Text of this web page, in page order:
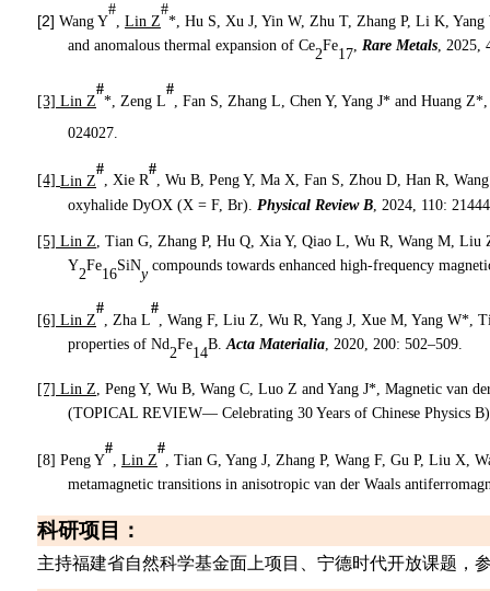
[2] Wang Y
#
, Lin Z
#
*, Hu S, Xu J, Yin W, Zhu T, Zhang P, Li K,
and anomalous thermal expansion of Ce2Fe17, Rare Metals, 2025,
[3] Lin Z
#
* , Zeng L
#
, Fan S, Zhang L, Chen Y, Yang J* and Huang Z*
024027.
[4] Lin Z
#
, Xie R
#
, Wu B, Peng Y, Ma X, Fan S, Zhou D, Han R,
oxyhalide DyOX (X = F, Br) Physical Review B , 2024, 110:
[5] Lin Z , Tian G, Zhang P, Hu Q, Xia Y, Qiao L, Wu R, Wang M,
Y2Fe16SiNy compounds towards enhanced high-frequency
[6] Lin Z
#
, Zha L
#
, Wang F, Liu Z, Wu R, Yang J, Xue M, Yang W*,
properties of Nd2Fe14B. Acta Materialia, 2020, 200: 502–509.
[7] Lin Z , Peng Y, Wu B, Wang C, Luo Z and Yang J* , Magnetic van
(TOPICAL REVIEW— Celebrating 30 Years of Chinese Physics B)
[8] Peng Y
#
Lin Z
#
, Tian G, Yang J, Zhang P, Wang F, Gu P, Liu X,
metamagnetic transitions in anisotropic van der Waals
科研项目 ：
主持福建省自然科学基金面上项目、宁德时代开放课题，